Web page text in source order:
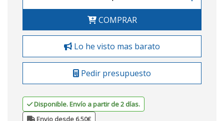
COMPRAR
Lo he visto mas barato
Pedir presupuesto
Disponible. Envío a partir de 2 días.
Envio desde 6,50€